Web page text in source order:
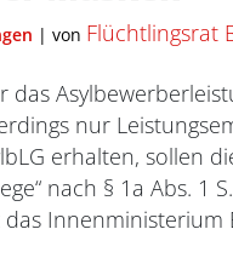
| von Flüchtlingsrat
nur
erhalten, sollen
nach § 1a Abs. 1